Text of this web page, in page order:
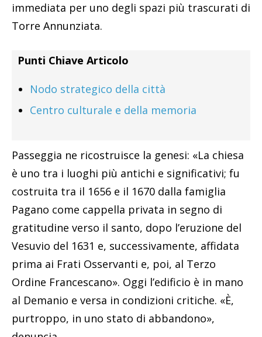
immediata per uno degli spazi più trascurati di
Torre Annunziata.
Punti Chiave Articolo
Nodo strategico della città
Centro culturale e della memoria
Passeggia ne ricostruisce la genesi: «La chiesa
è uno tra i luoghi più antichi e significativi; fu
costruita tra il 1656 e il 1670 dalla famiglia
Pagano come cappella privata in segno di
gratitudine verso il santo, dopo l’eruzione del
Vesuvio del 1631 e, successivamente, affidata
prima ai Frati Osservanti e, poi, al Terzo
Ordine Francescano». Oggi l’edificio è in mano
al Demanio e versa in condizioni critiche. «È,
purtroppo, in uno stato di abbandono»,